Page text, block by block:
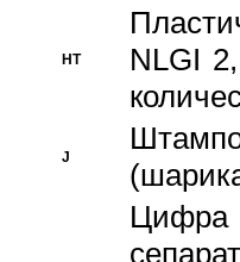
HT
NLGI
J
Цифра